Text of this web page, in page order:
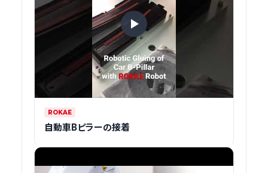
ROKAE
自動車Bピラーの接着